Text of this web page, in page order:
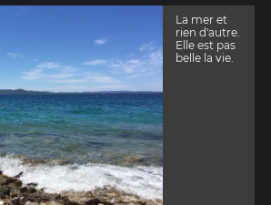
de Zadar.
La mer et
rien d'autre.
Elle est pas
belle la vie.